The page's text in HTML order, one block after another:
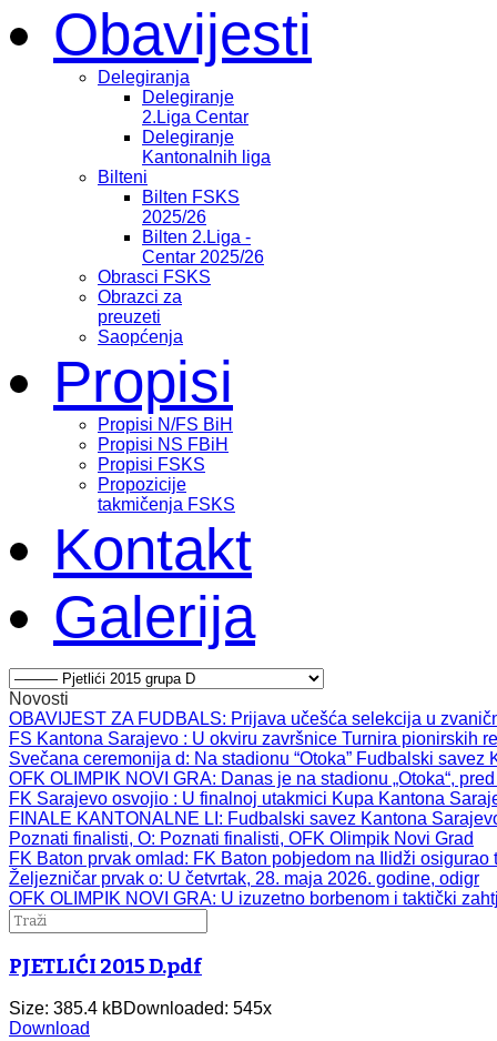
Obavijesti
Delegiranja
Delegiranje
2.Liga Centar
Delegiranje
Kantonalnih liga
Bilteni
Bilten FSKS
2025/26
Bilten 2.Liga -
Centar 2025/26
Obrasci FSKS
Obrazci za
preuzeti
Saopćenja
Propisi
Propisi N/FS BiH
Propisi NS FBiH
Propisi FSKS
Propozicije
takmičenja FSKS
Kontakt
Galerija
Novosti
OBAVIJEST ZA FUDBALS: Prijava učešća selekcija u
FS Kantona Sarajevo : U okviru završnice Turnira pionirskih re
Svečana ceremonija d: Na stadionu “Otoka” Fudbalski savez
OFK OLIMPIK NOVI GRA: Danas je na stadionu „Otoka“,
FK Sarajevo osvojio : U finalnoj utakmici Kupa Kantona
FINALE KANTONALNE LI : Fudbalski savez Kantona
Poznati finalisti, O: Poznati finalisti, OFK Olimpik Novi Grad
FK Baton prvak omlad: FK Baton pobjedom na Ilidži osigurao
Željezničar prvak o: U četvrtak, 28. maja 2026. godine, odigr
OFK OLIMPIK NOVI GRA: U izuzetno borbenom i taktički
PJETLIĆI 2015 D.pdf
Size: 385.4 kBDownloaded: 545x
Download